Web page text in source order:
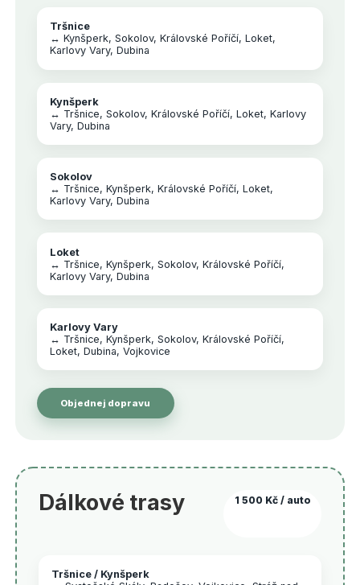
Tršnice
↔ Kynšperk, Sokolov, Královské Poříčí, Loket,
Karlovy Vary, Dubina
Kynšperk
↔ Tršnice, Sokolov, Královské Poříčí, Loket, Karlovy
Vary, Dubina
Sokolov
↔ Tršnice, Kynšperk, Královské Poříčí, Loket,
Karlovy Vary, Dubina
Loket
↔ Tršnice, Kynšperk, Sokolov, Královské Poříčí,
Karlovy Vary, Dubina
Karlovy Vary
↔ Tršnice, Kynšperk, Sokolov, Královské Poříčí,
Loket, Dubina, Vojkovice
Objednej dopravu
Dálkové trasy 1 500 Kč / auto
Tršnice / Kynšperk